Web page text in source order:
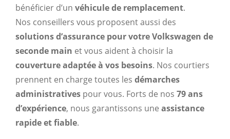
bénéficier d’un véhicule de remplacement.
Nos conseillers vous proposent aussi des
solutions d’assurance pour votre Volkswagen de
seconde main et vous aident à choisir la
couverture adaptée à vos besoins. Nos courtiers
prennent en charge toutes les démarches
administratives pour vous. Forts de nos 79 ans
d’expérience, nous garantissons une assistance
rapide et fiable.